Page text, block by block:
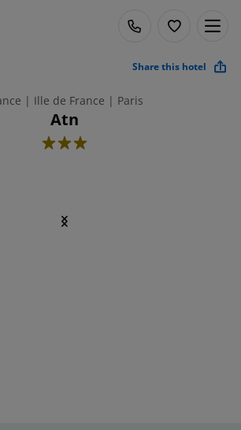
Share this hotel
| Ille de France | Paris
Atn
3